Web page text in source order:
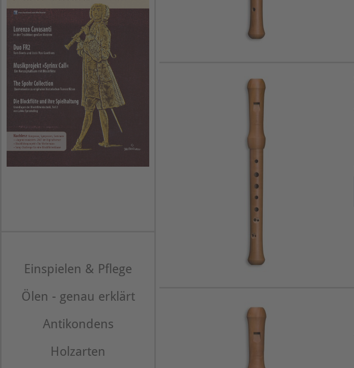
Einspielen & Pflege
Ölen - genau erklärt
Antikondens
Holzarten